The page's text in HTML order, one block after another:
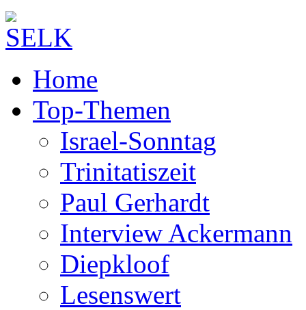
Home
Top-Themen
Israel-Sonntag
Trinitatiszeit
Paul Gerhardt
Interview Ackermann
Diepkloof
Lesenswert